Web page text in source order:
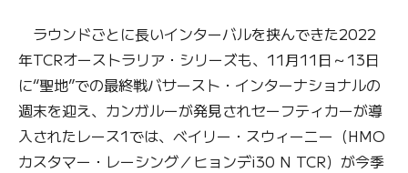
ラウンドごとに長いインターバルを挟んできた2022
年TCRオーストラリア・シリーズも、11月11日～13日
に“聖地”での最終戦バサースト・インターナショナルの
週末を迎え、カンガルーが発見されセーフティカーが導
入されたレース1では、ベイリー・スウィーニー（HMO
カスタマー・レーシング／ヒョンデi30 N TCR）が今季